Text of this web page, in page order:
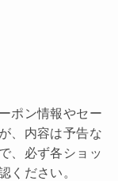
ポン情報やセー
、内容は予告な
、必ず各ショッ
ください。